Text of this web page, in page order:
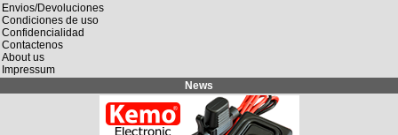
Envios/Devoluciones
Condiciones de uso
Confidencialidad
Contactenos
About us
Impressum
News